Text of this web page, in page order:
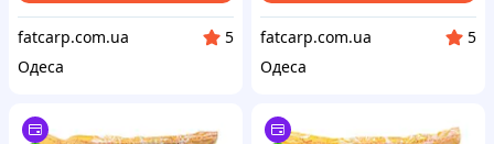
fatcarp.com.ua
5
Одеса
fatcarp.com.ua
5
Одеса